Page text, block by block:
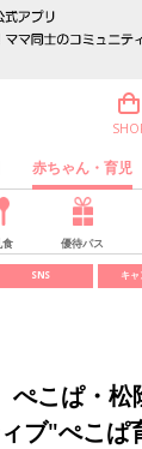
赤ちゃん・育児
食 優待パス
SNS キ
ぺこぱ・松
ブ"ぺこぱ